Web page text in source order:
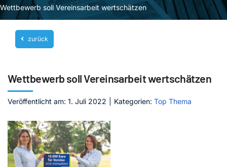
Themen
Blog
Unternehmen
Mediathek
Kontakt
Wettbewerb soll Vereinsarbeit wertschätzen
zurück
Wettbewerb soll Vereinsarbeit wertschätzen
Veröffentlicht am: 1. Juli 2022 Kategorien: Top Thema